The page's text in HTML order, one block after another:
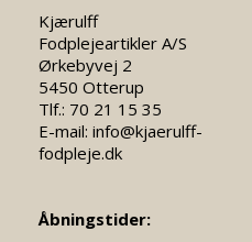
Kjærulff
Fodplejeartikler A/S
Ørkebyvej 2
5450 Otterup
Tlf.: 70 21 15 35
E-mail: info@kjaerulff-
fodpleje.dk
Åbningstider: